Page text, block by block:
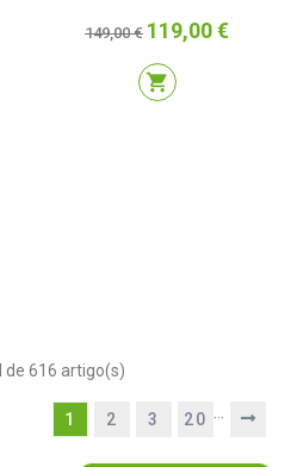
Preço
normal
149,00 € Preço
119,00 €
shopping_cart
de 616 artigo(s)
1 2 3 20